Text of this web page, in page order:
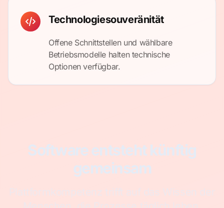
Technologiesouveränität
Offene Schnittstellen und wählbare
Betriebsmodelle halten technische
Optionen verfügbar.
Software entsteht künftig
gemeinsam